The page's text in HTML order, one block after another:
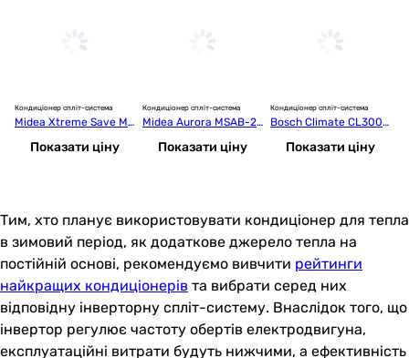
Кондиціонер спліт-система
Midea Xtreme Save MS
AG-18HRFN8-I/MSAG-
18HRFN8-O
Показати ціну
Кондиціонер спліт-система
Midea Aurora MSAB-24
HRFN8-I/MSAB-24HRF
N8-OПоказати ціну
Кондиціонер спліт-система
Bosch Climate CL3000
i 70 E (7733701738)
Показати ціну
Тим, хто планує використовувати кондиціонер для тепла
в зимовий період, як додаткове джерело тепла на
постійній основі, рекомендуємо вивчити рейтинги
найкращих кондиціонерів та вибрати серед них
відповідну інверторну спліт-систему. Внаслідок того, що
інвертор регулює частоту обертів електродвигуна,
експлуатаційні витрати будуть нижчими, а ефективність